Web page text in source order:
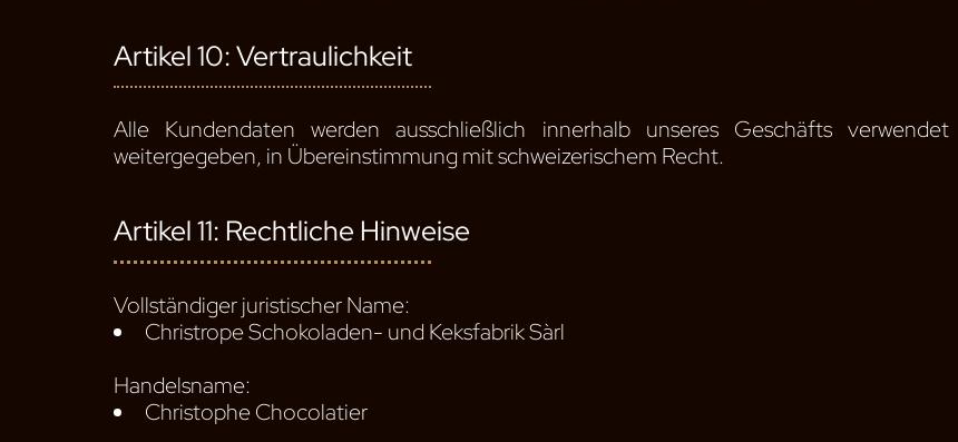
Artikel 10: Vertraulichkeit
Alle Kundendaten werden ausschließlich innerhalb unseres Geschäfts
weitergegeben, in Übereinstimmung mit schweizerischem Recht.
Artikel 11: Rechtliche Hinweise
Vollständiger juristischer Name:
Christrope Schokoladen- und Keksfabrik Sàrl
Handelsname:
Christophe Chocolatier